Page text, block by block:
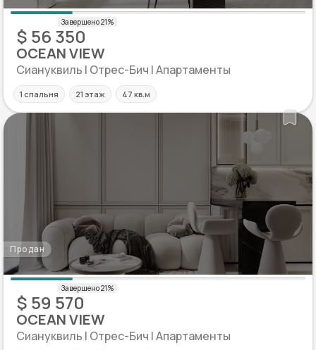
$ 56 350
OCEAN VIEW
Сиануквиль | Отрес-Бич | Апартаменты
1 спальня 21 этаж 47 кв.м
Продан
$ 59 570
OCEAN VIEW
Сиануквиль | Отрес-Бич | Апартаменты